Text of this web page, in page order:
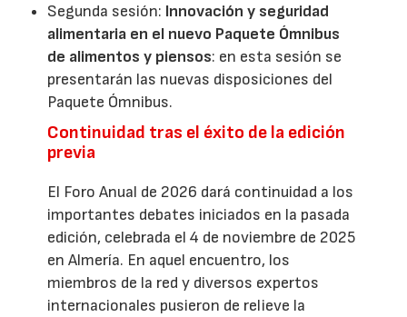
Segunda sesión: Innovación y seguridad
alimentaria en el nuevo Paquete Ómnibus
de alimentos y piensos: en esta sesión se
presentarán las nuevas disposiciones del
Paquete Ómnibus.
Continuidad tras el éxito de la edición
previa
El Foro Anual de 2026 dará continuidad a los
importantes debates iniciados en la pasada
edición, celebrada el 4 de noviembre de 2025
en Almería. En aquel encuentro, los
miembros de la red y diversos expertos
internacionales pusieron de relieve la